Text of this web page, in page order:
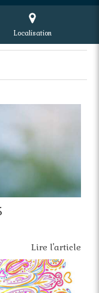
Localisation
Lire l'article